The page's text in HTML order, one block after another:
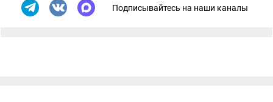
Подписывайтесь на наши каналы